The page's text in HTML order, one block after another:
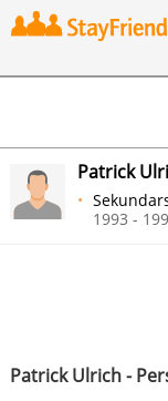
Patrick Ulrich -
Patrick
1993 -